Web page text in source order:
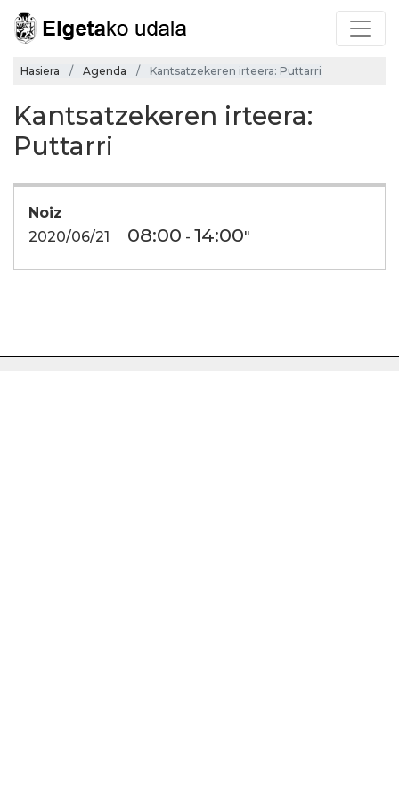
Hasiera Agenda Kantsatzekeren irteera: Puttarri
Kantsatzekeren irteera:
Puttarri
Noiz
2020/06/21
08:00 - 14:00"